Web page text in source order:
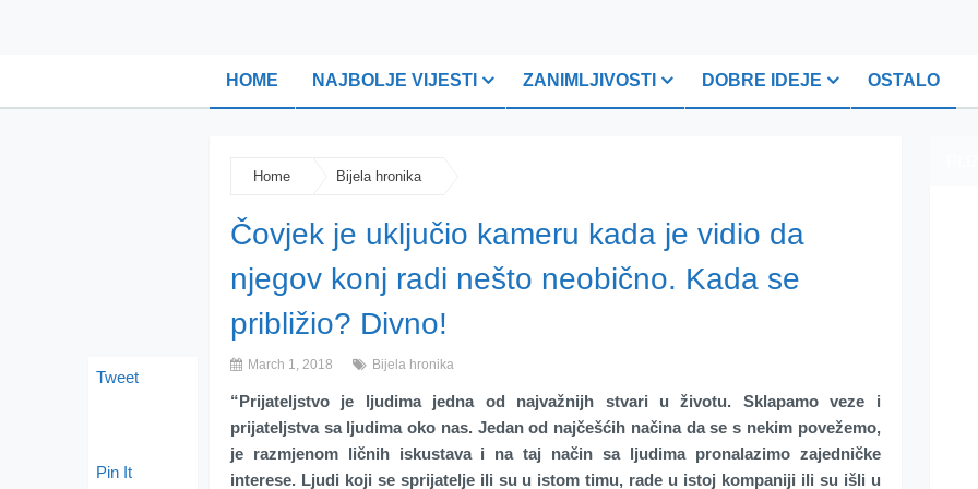
HOME NAJBOLJE VIJESTI ZANIMLJIVOSTI DOBRE IDEJE OSTALO
Home Bijela hronika
Čovjek je uključio kameru kada je vidio da
njegov konj radi nešto neobično. Kada se
približio? Divno!
March 1, 2018 Bijela hronika
“Prijateljstvo je ljudima jedna od najvažnijh stvari u životu. Sklapamo veze i
prijateljstva sa ljudima oko nas. Jedan od najčešćih načina da se s nekim povežemo,
je razmjenom ličnih iskustava i na taj način sa ljudima pronalazimo zajedničke
interese. Ljudi koji se sprijatelje ili su u istom timu, rade u istoj kompaniji ili su išli u
Tweet
Pin It